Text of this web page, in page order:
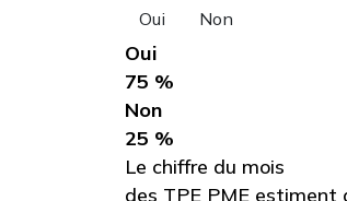
Oui Non
Oui
75 %
Non
25 %
Le chiffre du mois
des TPE PME estiment